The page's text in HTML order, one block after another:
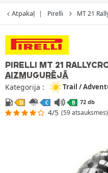
Atpakaļ Pirelli MT 21
PIRELLI MT 21
AIZMUGURĒJĀ
Kategorija : Trail /
D C B 72 db
4/5 (59 atsauksmes)